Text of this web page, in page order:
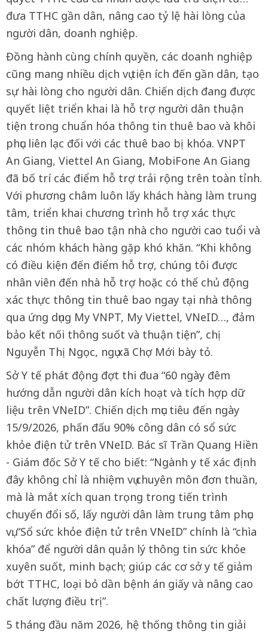
đưa TTHC gần dân, nâng cao tỷ lệ hài lòng của
người dân, doanh nghiệp.
Đồng hành cùng chính quyền, các doanh nghiệp
cũng mang nhiều dịch vụ tiện ích đến gần dân, tạo
sự hài lòng cho người dân. Chiến dịch đang được
quyết liệt triển khai là hỗ trợ người dân thuận
tiện trong chuẩn hóa thông tin thuê bao và khôi
phục liên lạc đối với các thuê bao bị khóa. VNPT
An Giang, Viettel An Giang, MobiFone An Giang
đã bố trí các điểm hỗ trợ trải rộng trên toàn tỉnh.
Với phương châm luôn lấy khách hàng làm trung
tâm, triển khai chương trình hỗ trợ xác thực
thông tin thuê bao tận nhà cho người cao tuổi và
các nhóm khách hàng gặp khó khăn. “Khi không
có điều kiện đến điểm hỗ trợ, chúng tôi được
nhân viên đến nhà hỗ trợ hoặc có thể chủ động
xác thực thông tin thuê bao ngay tại nhà thông
qua ứng dụng My VNPT, My Viettel, VNeID…, đảm
bảo kết nối thông suốt và thuận tiện”, chị
Nguyễn Thị Ngọc, ngụ xã Chợ Mới bày tỏ.
Sở Y tế phát động đợt thi đua “60 ngày đêm
hướng dẫn người dân kích hoạt và tích hợp dữ
liệu trên VNeID”. Chiến dịch mục tiêu đến ngày
15/9/2026, phấn đấu 90% công dân có sổ sức
khỏe điện tử trên VNeID. Bác sĩ Trần Quang Hiền
- Giám đốc Sở Y tế cho biết: “Ngành y tế xác định
đây không chỉ là nhiệm vụ chuyên môn đơn thuần,
mà là mắt xích quan trọng trong tiến trình
chuyển đổi số, lấy người dân làm trung tâm phục
vụ. “Sổ sức khỏe điện tử trên VNeID” chính là “chìa
khóa” để người dân quản lý thông tin sức khỏe
xuyên suốt, minh bạch; giúp các cơ sở y tế giảm
bớt TTHC, loại bỏ dần bệnh án giấy và nâng cao
chất lượng điều trị”.
5 tháng đầu năm 2026, hệ thống thông tin giải